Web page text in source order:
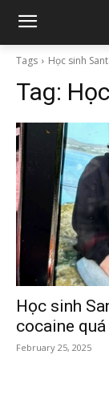
Tags Học sinh
Tag:
Học sinh
cocaine
February 25, 2025